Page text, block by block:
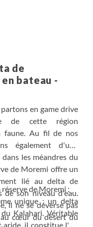
de
bateau -
en game drive
de cette région
faune. Au fil de nos
également d'une
les méandres du
de Moremi offre un
lié au delta de
de son niveau d'eau.
il ne se déverse pas
cœur du désert du
de Moremi :
unique : un delta
Kalahari. Véritable
il constitue l'un